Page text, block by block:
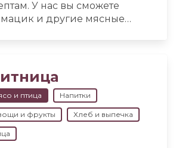
У нас вы сможете
мацик и другие мясные
приобретает так
Также рады вам
по авторским и
и птица Напитки
и фрукты Хлеб и выпечка